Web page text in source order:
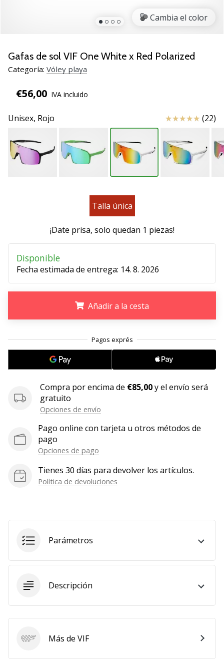
Navidad
jugadores
voleibol:
consejos
ayudarán
a
elegir
11. 8. 2022
2 min. de lectura
en
consideras
un
queremos
en
nuestro
todos
los
Cambia el color
Gafas de sol VIF One White x Red Polarized
Categoría: Vóley playa
€56,00 IVA incluido
Unisex, Rojo Reseña (22)
Talla única
¡Date prisa, solo quedan 1 piezas!
Disponible
Fecha estimada de entrega: 14. 8. 2026
Añadir a la cesta
Compra por encima de €85,00y el envío será
gratuito
Opciones de envío
Pago online con tarjeta u otros métodos de
pago
Opciones de pago
Tienes 30 días para devolver los artículos.
Política de devoluciones
Parámetros
Descripción
VIF Más de VIF